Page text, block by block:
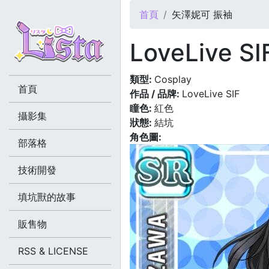
您在這裡
首頁 矢澤妮可 振袖
LoveLive
類型: Cosplay
作品 / 品牌: LoveLive SIF
瞳色: 紅色
狀態: 結坑
角色圖:
首頁
攝影集
部落格
技術開發
填坑獸的故事
販售物
RSS & LICENSE